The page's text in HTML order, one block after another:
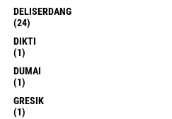
DELISERDANG
(24)
DIKTI
(1)
DUMAI
(1)
GRESIK
(1)